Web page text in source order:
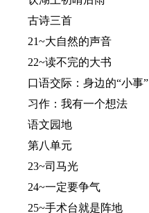
古诗三首
21~大自然的声音
22~读不完的大书
口语交际：身边的“小事”
习作：我有一个想法
语文园地
第八单元
23~司马光
24~一定要争气
25~手术台就是阵地